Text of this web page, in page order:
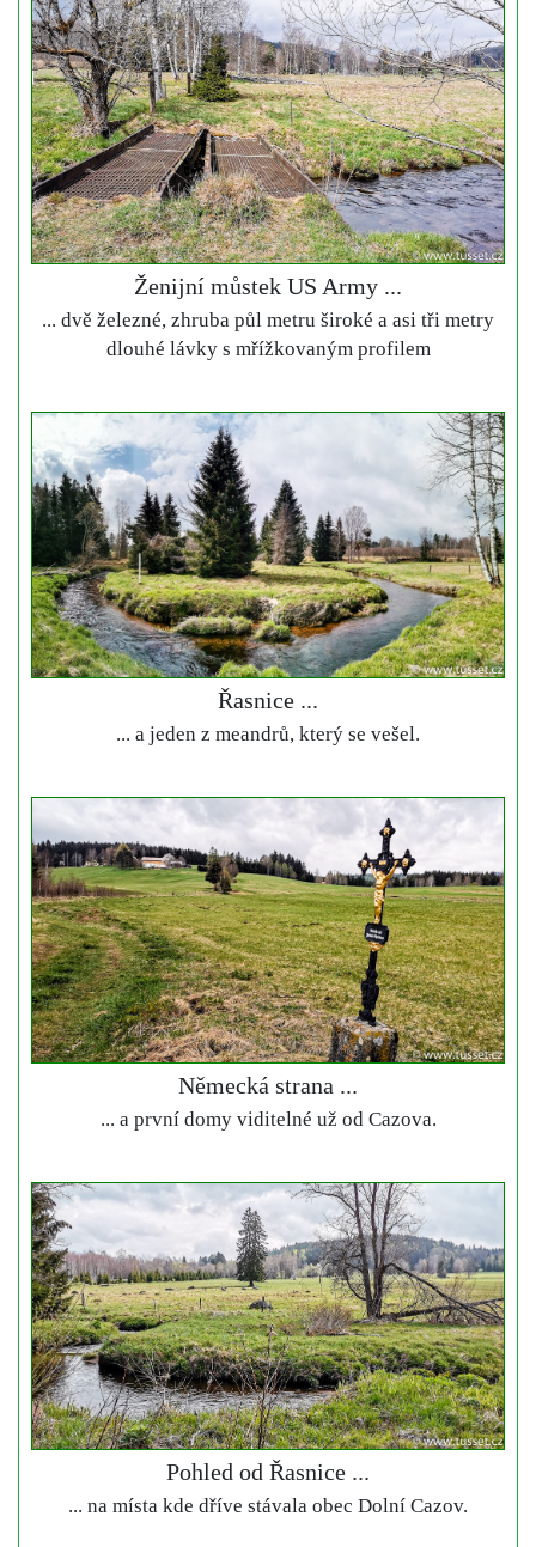
Ženijní můstek US Army ...
... dvě železné, zhruba půl metru široké a asi tři metry
dlouhé lávky s mřížkovaným profilem
Řasnice ...
... a jeden z meandrů, který se vešel.
Německá strana ...
... a první domy viditelné už od Cazova.
Pohled od Řasnice ...
... na místa kde dříve stávala obec Dolní Cazov.